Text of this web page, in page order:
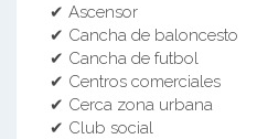
✔ Ascensor
✔ Cancha de baloncesto
✔ Cancha de futbol
✔ Centros comerciales
✔ Cerca zona urbana
✔ Club social